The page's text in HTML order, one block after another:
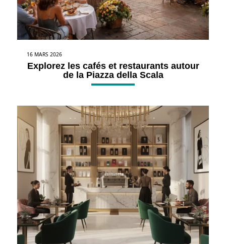
16 MARS 2026
Explorez les cafés et restaurants autour
de la Piazza della Scala